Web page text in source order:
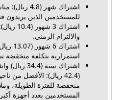
اشتراك شهر (4.8
للمستخدمين الذين يريدون
اشتراك 3
والالتزام الزمني.
اشتراك
استمرارية بتكلفة منخفضة
اشتراك سنة
(42.4 ريال): الأفضل من
منخفضة للفترة الطويلة،
المستخدمين بعدد أجهزة أكبر.